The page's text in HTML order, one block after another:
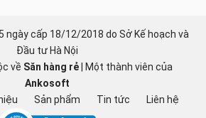
ngày cấp 18/12/2018 do Sở Kế hoạch và
Đầu tư Hà Nội
về Săn hàng rẻ
Một thành viên của
Ankosoft
Sản phẩm Tin tức Liên hệ